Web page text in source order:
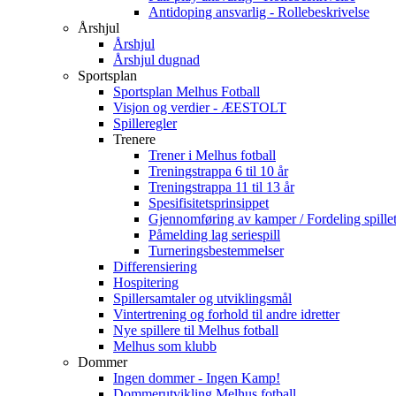
Antidoping ansvarlig - Rollebeskrivelse
Årshjul
Årshjul
Årshjul dugnad
Sportsplan
Sportsplan Melhus Fotball
Visjon og verdier - ÆESTOLT
Spilleregler
Trenere
Trener i Melhus fotball
Treningstrappa 6 til 10 år
Treningstrappa 11 til 13 år
Spesifisitetsprinsippet
Gjennomføring av kamper / Fordeling
Påmelding lag seriespill
Turneringsbestemmelser
Differensiering
Hospitering
Spillersamtaler og utviklingsmål
Vintertrening og forhold til andre idretter
Nye spillere til Melhus fotball
Melhus som klubb
Dommer
Ingen dommer - Ingen Kamp!